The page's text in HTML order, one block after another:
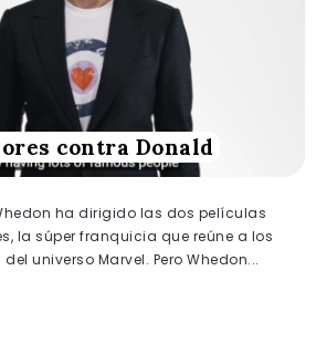
contra Donald
ha dirigido las dos películas
la súper franquicia que reúne a los
universo Marvel. Pero Whedon...